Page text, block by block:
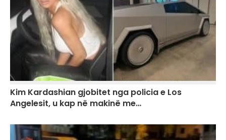
Kim Kardashian gjobitet nga policia e Los
Angelesit, u kap në makinë me…